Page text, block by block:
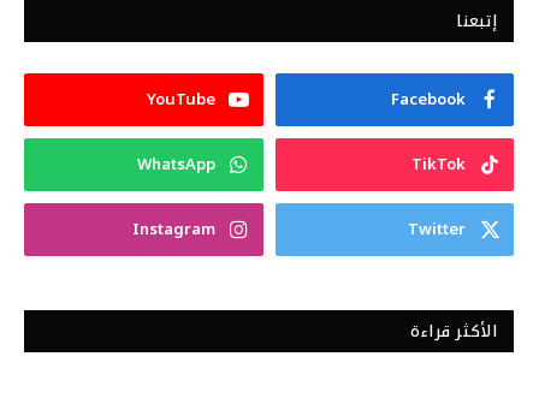
إتبعنا
Facebook
YouTube
TikTok
WhatsApp
Twitter
Instagram
الأكثر قراءة